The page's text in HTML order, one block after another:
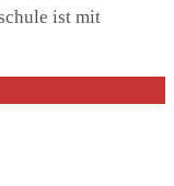
ist mit